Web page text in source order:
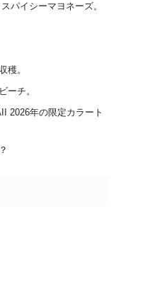
パイシーマヨネーズ。
穫。
ーチ。
2026年の限定カラート